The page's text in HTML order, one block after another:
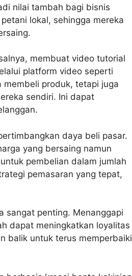
nilai tambah bagi bisnis
lokal, sehingga mereka
membuat video tutorial
platform video seperti
membeli produk, tetapi juga
sendiri. Ini dapat
daya beli pasar.
yang bersaing namun
pembelian dalam jumlah
pemasaran yang tepat,
sangat penting. Menanggapi
dapat meningkatkan loyalitas
balik untuk terus memperbaiki